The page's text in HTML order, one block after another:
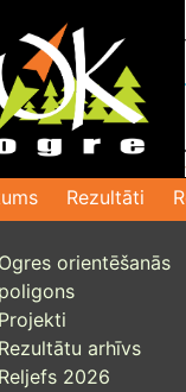
Rezultāti
Ogres orientēšanās
poligons
Projekti
Rezultātu arhīvs
Reljefs 2026